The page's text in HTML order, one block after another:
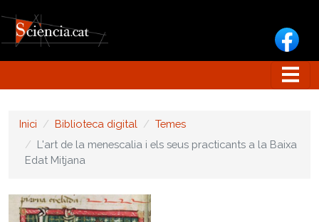
Inici Biblioteca digital
Temes
L'art de la menescalia i els seus practicants a la Baixa
Edat Mitjana
Image